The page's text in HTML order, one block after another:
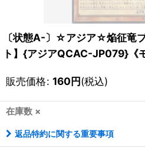
〔状態A-〕☆アジア☆焔征竜
ト】{アジアQCAC-JP079}《
販売価格: 160円(税込)
在庫数 ×
返品特約に関する重要事項